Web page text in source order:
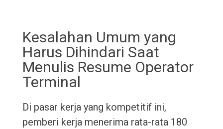
Kesalahan Umum yang
Harus Dihindari Saat
Menulis Resume Operator
Terminal
Di pasar kerja yang kompetitif ini,
pemberi kerja menerima rata-rata 180